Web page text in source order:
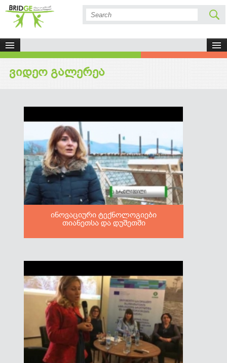
ვიდეო გალერეა
ინოვაციური ტექნოლოგიები
თიანეთსა და დუშეთში